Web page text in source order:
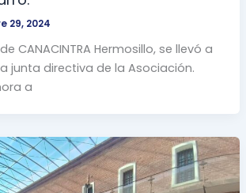
29, 2024
CANACINTRA Hermosillo, se llevó a
junta directiva de la Asociación.
a